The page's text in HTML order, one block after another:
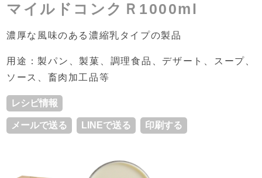
マイルドコンクＲ1000ml
濃厚な風味のある濃縮乳タイプの製品
用途：製パン、製菓、調理食品、デザート、スープ、
ソース、畜肉加工品等
レシピ情報
メールで送る LINEで送る 印刷する